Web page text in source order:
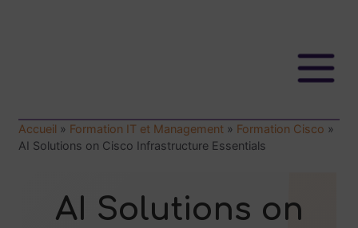
Accueil » Formation IT et Management » Formation Cisco »
AI Solutions on Cisco Infrastructure Essentials
AI Solutions on